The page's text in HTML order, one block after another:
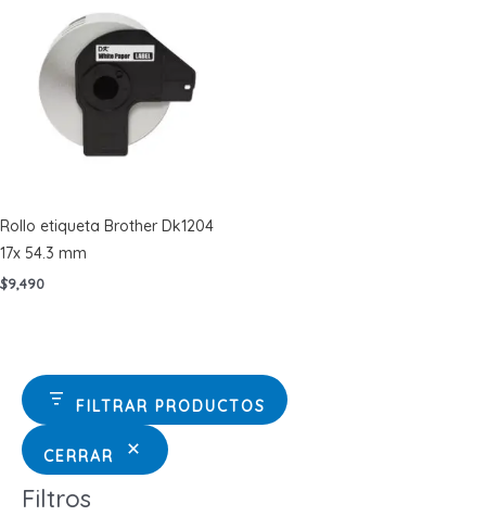
FILTRAR PRODUCTOS
CERRAR
Filtros
Rollo etiqueta Brother Dk1204
17x 54.3 mm
$9,490